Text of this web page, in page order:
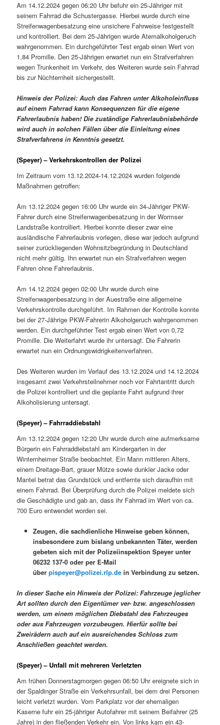
Am 14.12.2024 gegen 06:20 Uhr befuhr ein 25-Jähriger mit
seinem Fahrrad die Schustergasse. Hierbei wurde durch eine
Streifenwagenbesatzung eine unsichere Fahrweise festgestellt
und kontrolliert. Bei dem 25-Jährigen wurde Atemalkoholgeruch
wahrgenommen. Ein durchgeführter Test ergab einen Wert von
1,84 Promille. Den 25-Jährigen erwartet nun ein Strafverfahren
wegen Trunkenheit im Verkehr, des Weiteren wurde sein Fahrrad
bis zur Nüchternheit sichergestellt.
Hinweis der Polizei: Auch das Fahren unter Alkoholeinfluss
auf einem Fahrrad kann Konsequenzen für die eigene
Fahrerlaubnis haben! Die zuständige Fahrerlaubnisbehörde
wird auch in solchen Fällen über die Einleitung eines
Strafverfahrens in Kenntnis gesetzt.
(Speyer) – Verkehrskontrollen der Polizei
Im Zeitraum vom 13.12.2024-14.12.2024 wurden folgende
Maßnahmen getroffen:
Am 13.12.2024 gegen 16:00 Uhr wurde ein 34-Jähriger PKW-
Fahrer durch eine Streifenwagenbesatzung in der Wormser
Landstraße kontrolliert. Hierbei konnte dieser zwar eine
ausländische Fahrerlaubnis vorlegen, diese war jedoch aufgrund
seiner zurückliegenden Wohnsitzbegründung in Deutschland
nicht mehr gültig. Ihn erwartet nun ein Strafverfahren wegen
Fahren ohne Fahrerlaubnis.
Am 14.12.2024 gegen 02:00 Uhr wurde durch eine
Streifenwagenbesatzung in der Auestraße eine allgemeine
Verkehrskontrolle durchgeführt. Im Rahmen der Kontrolle konnte
bei der 27-Jährige PKW-Fahrerin Alkoholgeruch wahrgenommen
werden. Ein durchgeführter Test ergab einen Wert von 0,72
Promille. Die Weiterfahrt wurde ihr untersagt. Die Fahrerin
erwartet nun ein Ordnungswidrigkeitenverfahren.
Des Weiteren wurden im Verlauf des 13.12.2024 und 14.12.2024
insgesamt zwei Verkehrsteilnehmer noch vor Fahrtantritt durch
die Polizei kontrolliert und die geplante Fahrt aufgrund ihrer
Alkoholisierung untersagt.
(Speyer) – Fahrraddiebstahl
Am 13.12.2024 gegen 12:20 Uhr wurde durch eine aufmerksame
Bürgerin ein Fahrraddiebstahl am Kindergarten in der
Winternheimer Straße beobachtet. Ein Mann mittleren Alters,
einem Dreitage-Bart, grauer Mütze sowie dunkler Jacke oder
Mantel betrat das Grundstück und entfernte sich daraufhin mit
einem Fahrrad. Bei Überprüfung durch die Polizei meldete sich
die Geschädigte und gab an, dass ihr Fahrrad im Wert von ca.
700 Euro entwendet worden sei.
Zeugen, die sachdienliche Hinweise geben können,
insbesondere zum bislang unbekannten Täter, werden
gebeten sich mit der Polizeiinspektion Speyer unter
06232 137-0 oder per E-Mail
über pispeyer@polizei.rlp.dein Verbindung zu setzen.
In dieser Sache ein Hinweis der Polizei: Fahrzeuge jeglicher
Art sollten durch den Eigentümer ver- bzw. angeschlossen
werden, um einem möglichen Diebstahl des Fahrzeuges
oder aus Fahrzeugen vorzubeugen. Hierfür sollte bei
Zweirädern auch auf ein ausreichendes Schloss zum
Anschließen geachtet werden.
(Speyer) – Unfall mit mehreren Verletzten
Am frühen Donnerstagmorgen gegen 06:50 Uhr ereignete sich in
der Spaldinger Straße ein Verkehrsunfall, bei dem drei Personen
leicht verletzt wurden. Vom Parkplatz vor der ehemaligen
Kaserne fuhr ein 25-jähriger Autofahrer mit seinem Beifahrer (25
Jahre) in den fließenden Verkehr ein. Von links kam ein 43-